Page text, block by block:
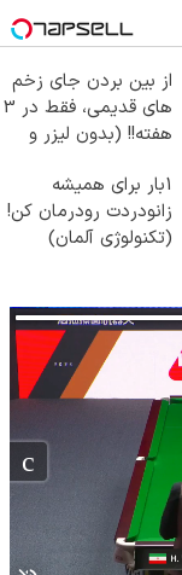
از بین بردن جای زخم
های قدیمی، فقط در 3
هفته!! (بدون لیزر و
1بار برای همیشه
زانودردت رودرمان کن!
(تکنولوژی آلمان)